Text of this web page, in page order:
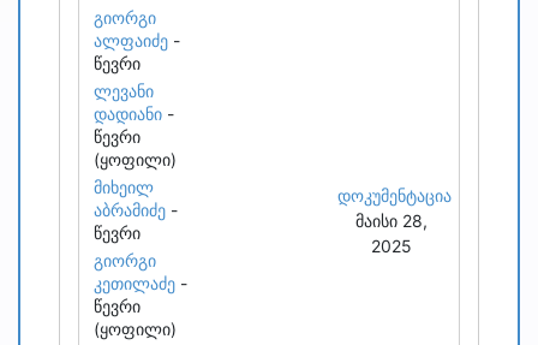
გიორგი
ალფაიძე -
წევრი
ლევანი
დადიანი -
წევრი
(ყოფილი)
მიხეილ
აბრამიძე -
წევრი
გიორგი
კეთილაძე -
წევრი
(ყოფილი)
დოკუმენტაცია
მაისი 28,
2025